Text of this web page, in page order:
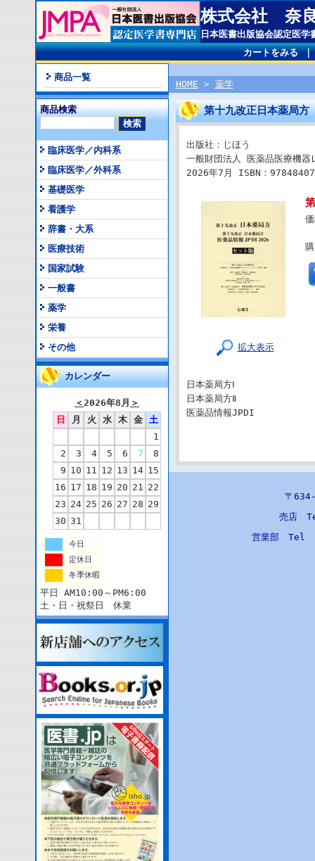
株式会社 奈
日本医書出版協会認定医
カートをみる
商品一覧
商品検索
臨床医学／内科系
臨床医学／外科系
基礎医学
看護学
辞書・大系
医療技術
国家試験
一般書
薬学
栄養
その他
カレンダー
＜2026年8月 ＞
日
月 火 水 木 金
土
1
2
3 4 5 6 7
8
9 10 11 12 13 14 15
16 17 18 19 20 21 22
23 24 25 26 27 28 29
30 31
今日
定休日
冬季休暇
平日 AM10:00～PM6:00
土・日・祝祭日 休業
HOME > 薬学
第十九改正日本薬局
出版社：じほう
一般財団法人 医薬品医療機器
2026年7月 ISBN：
拡大表示
日本薬局方Ⅰ
日本薬局方Ⅱ
医薬品情報JPDI
〒
売店
営業部 Tel